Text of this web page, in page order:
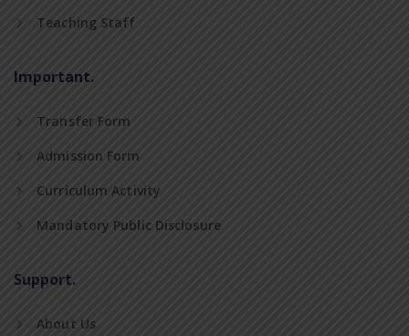
Teaching Staff
Important.
Transfer Form
Admission Form
Curriculum Activity
Mandatory Public Disclosure
Support.
About Us